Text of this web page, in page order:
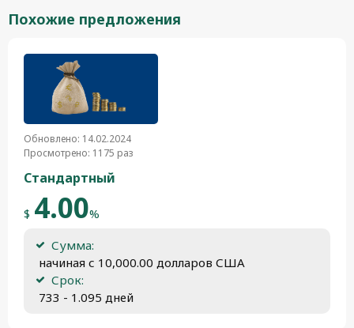
Похожие предложения
Обновлено: 14.02.2024
Просмотрено: 1175 раз
Стандартный
$ 4.00%
Сумма:
начиная с 10,000.00 долларов США
Срок:
733 - 1.095 дней